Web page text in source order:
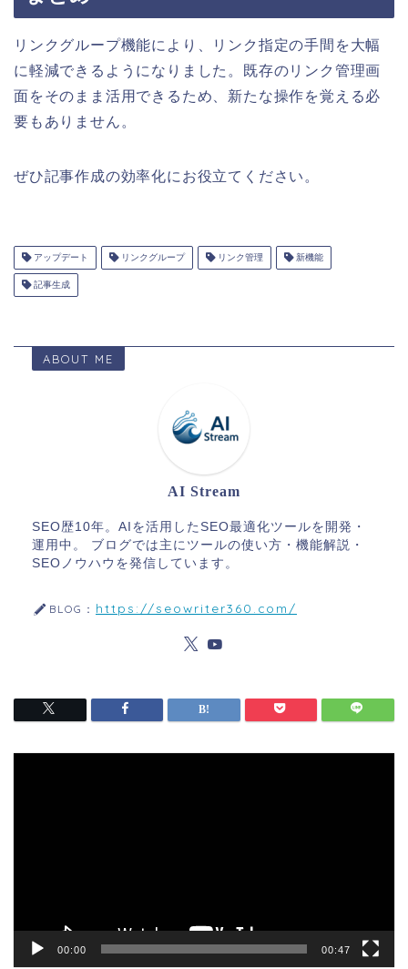
リンクグループ機能により、リンク指定の手間を大幅
に軽減できるようになりました。既存のリンク管理画
面をそのまま活用できるため、新たな操作を覚える必
要もありません。
ぜひ記事作成の効率化にお役立てください。
アップデート リンクグループ リンク管理 新機能
記事生成
ABOUT ME
AI Stream
SEO歴10年。AIを活用したSEO最適化ツールを開発・
運用中。 ブログでは主にツールの使い方・機能解説・
SEOノウハウを発信しています。
BLOG： https://seowriter360.com/
00:00 00:47